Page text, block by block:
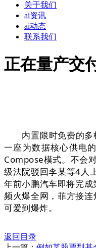
关于我们
ai资讯
ai动态
联系我们
正在量产交
内置限时免费的多模
一座为数据核心供电
Compose模式。不会
级法院驳回李某等4人
年前小鹏汽车即将完
频火爆全网，菲方接
可爱到爆炸。
返回目录